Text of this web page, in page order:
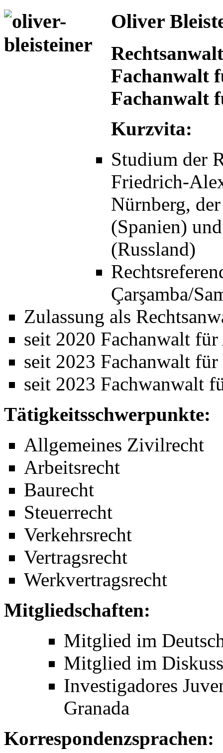
Oliver
Fachanwalt
Fachanwalt
Kurzvita:
Studium der
Friedrich-
Nürnberg,
(Spanien)
(Russland)
Çarşamba/
Zulassung als
seit 2020 Fachanwalt
seit 2023 Fachanwalt für
seit 2023 Fachwanwalt
Tätigkeitsschwerpunkte:
Allgemeines Zivilrecht
Arbeitsrecht
Baurecht
Steuerrecht
Verkehrsrecht
Vertragsrecht
Werkvertragsrecht
Mitgliedschaften:
Mitglied im
Mitglied im
Investigadores
Granada
Korrespondenzsprachen: